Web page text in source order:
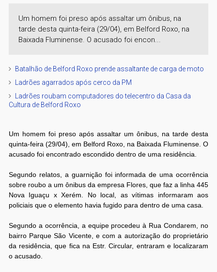
Um homem foi preso após assaltar um ônibus, na
tarde desta quinta-feira (29/04), em Belford Roxo, na
Baixada Fluminense. O acusado foi encon...
Batalhão de Belford Roxo prende assaltante de carga de moto
Ladrões agarrados após cerco da PM
Ladrões roubam computadores do telecentro da Casa da
Cultura de Belford Roxo
Um homem foi preso após assaltar um ônibus, na tarde desta
quinta-feira (29/04), em Belford Roxo, na Baixada Fluminense. O
acusado foi encontrado escondido dentro de uma residência.
Segundo relatos, a guarnição foi informada de uma ocorrência
sobre roubo a um ônibus da empresa Flores, que faz a linha 445
Nova Iguaçu x Xerém. No local, as vítimas informaram aos
policiais que o elemento havia fugido para dentro de uma casa.
Segundo a ocorrência, a equipe procedeu à Rua Condarem, no
bairro Parque São Vicente, e com a autorização do proprietário
da residência, que fica na Estr. Circular, entraram e localizaram
o acusado.